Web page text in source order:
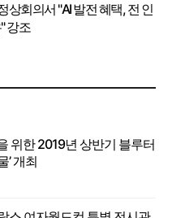
상회의서 "AI 발전 혜택, 전 인
강조
위한 2019년 상반기 블루터
’ 개최